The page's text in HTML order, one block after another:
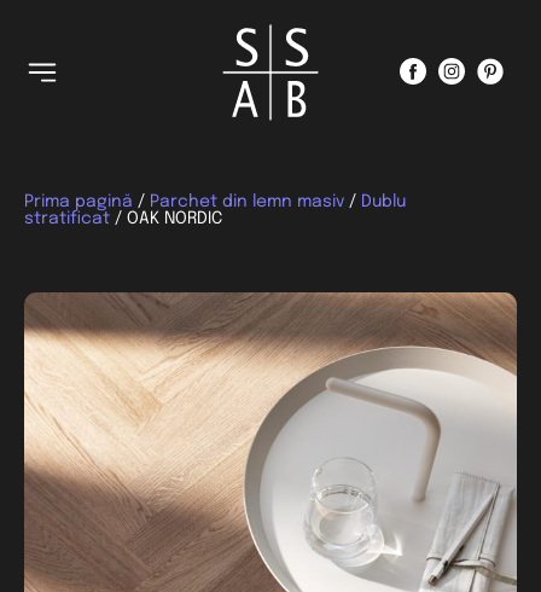
Prima pagină / Parchet din lemn masiv / Dublu
stratificat / OAK NORDIC